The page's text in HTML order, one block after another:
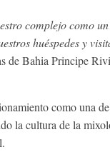
complejo como
huéspedes y
de Bahia Principe
como una
la cultura de la